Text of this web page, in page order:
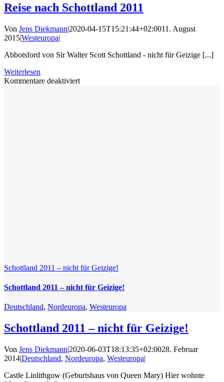
Reise nach Schottland 2011
Von Jens Diekmann|2020-04-15T15:21:44+02:0011. August
2015|Westeuropa|
Abbotsford von Sir Walter Scott Schottland - nicht für Geizige [...]
Weiterlesen
Kommentare deaktiviertfür
Schottland 2011 – nicht für Geizige!
Schottland 2011 – nicht für Geizige!
Deutschland, Nordeuropa, Westeuropa
Schottland 2011 – nicht für Geizige!
Von Jens Diekmann|2020-06-03T18:13:35+02:0028. Februar
2014|Deutschland, Nordeuropa, Westeuropa|
Castle Linlithgow (Geburtshaus von Queen Mary) Hier wohnte